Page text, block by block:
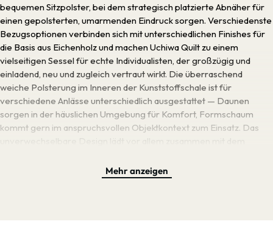
bequemen Sitzpolster, bei dem strategisch platzierte Abnäher für
einen gepolsterten, umarmenden Eindruck sorgen. Verschiedenste
Bezugsoptionen verbinden sich mit unterschiedlichen Finishes für
die Basis aus Eichenholz und machen Uchiwa Quilt zu einem
vielseitigen Sessel für echte Individualisten, der großzügig und
einladend, neu und zugleich vertraut wirkt. Die überraschend
weiche Polsterung im Inneren der Kunststoffschale ist für
verschiedene Anlässe unterschiedlich ausgestattet — Daunen
sorgen in der häuslichen Umgebung für Komfort, Formschaum
kommt gern im anspruchsvollen Objektkontext zum Einsatz. Das
umarmend, weich und äußerst komfortabel. Besagter Hocker ist
ebenfalls ein einer großen Auswahl an Polstern erhältlich und
Mehr anzeigen